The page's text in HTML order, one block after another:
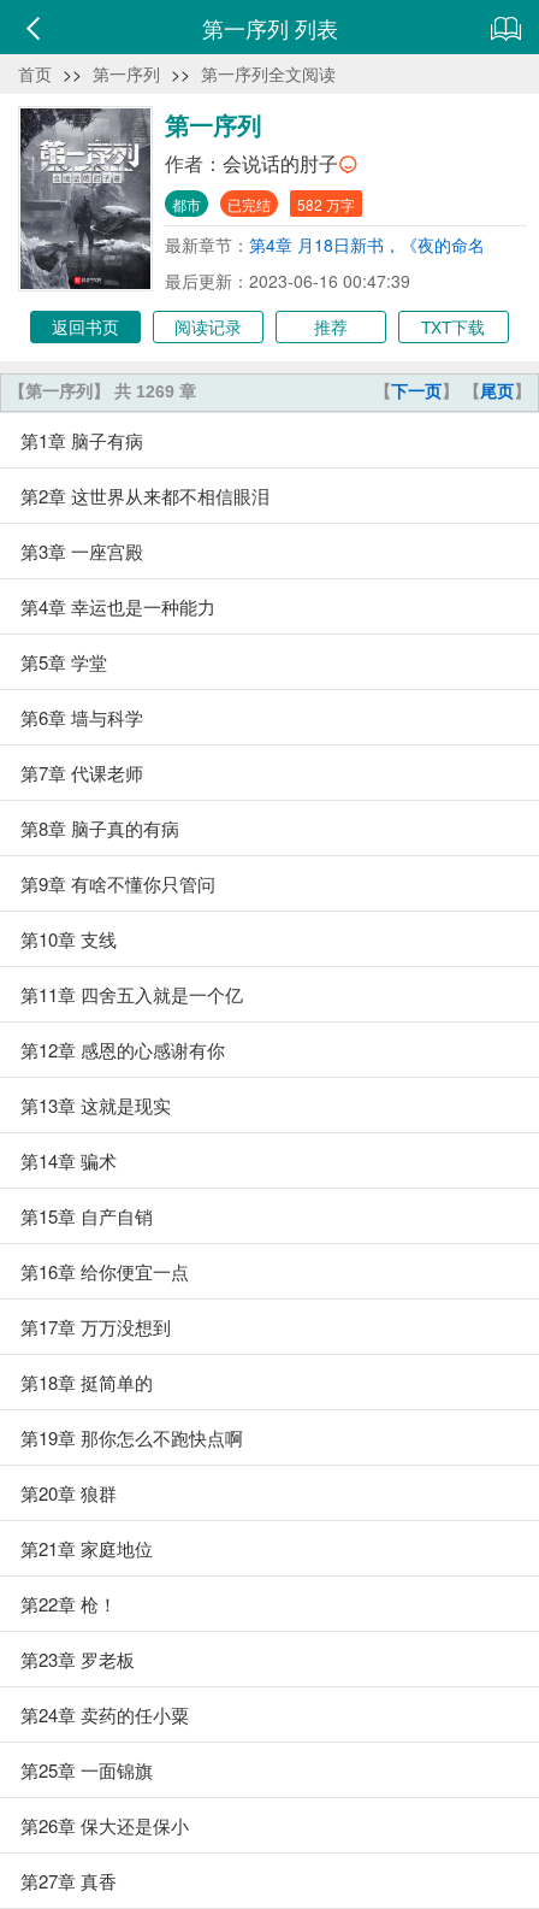
第一序列 列表
首页 >> 第一序列 >> 第一序列全文阅读
第一序列
作者： 会说话的肘子
都市 已完结 582 万字
最新章节： 第4章 月18日新书，《夜的命名
术》！
最后更新：2023-06-16 00:47:39
返回书页
阅读记录 推荐 TXT下载
【下一页】 【尾页】
【第一序列】 共 1269 章
第1章 脑子有病
第2章 这世界从来都不相信眼泪
第3章 一座宫殿
第4章 幸运也是一种能力
第5章 学堂
第6章 墙与科学
第7章 代课老师
第8章 脑子真的有病
第9章 有啥不懂你只管问
第10章 支线
第11章 四舍五入就是一个亿
第12章 感恩的心感谢有你
第13章 这就是现实
第14章 骗术
第15章 自产自销
第16章 给你便宜一点
第17章 万万没想到
第18章 挺简单的
第19章 那你怎么不跑快点啊
第20章 狼群
第21章 家庭地位
第22章 枪！
第23章 罗老板
第24章 卖药的任小粟
第25章 一面锦旗
第26章 保大还是保小
第27章 真香